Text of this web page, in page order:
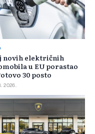
novih električnih
u EU porastao
30 posto
2026.